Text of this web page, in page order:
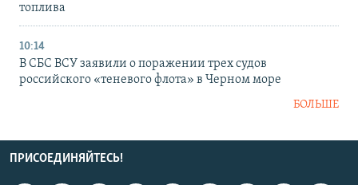
топлива
10:14
В СБС ВСУ заявили о поражении трех судов
российского «теневого флота» в Черном море
БОЛЬШЕ
ПРИСОЕДИНЯЙТЕСЬ!